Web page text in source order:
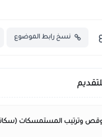
نسخ رابط الموضوع
وترتيب المستمسكات